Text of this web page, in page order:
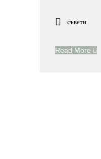
съвети
Read More